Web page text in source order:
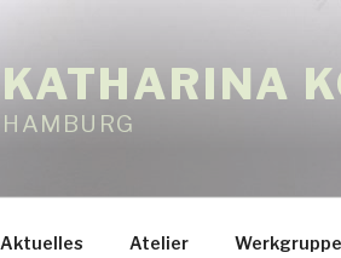
KATHARINA
HAMBURG
Aktuelles Atelier